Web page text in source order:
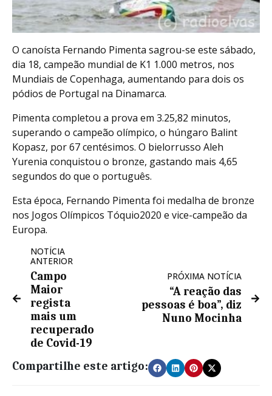
O canoísta Fernando Pimenta sagrou-se este sábado,
dia 18, campeão mundial de K1 1.000 metros, nos
Mundiais de Copenhaga, aumentando para dois os
pódios de Portugal na Dinamarca.
Pimenta completou a prova em 3.25,82 minutos,
superando o campeão olímpico, o húngaro Balint
Kopasz, por 67 centésimos. O bielorrusso Aleh
Yurenia conquistou o bronze, gastando mais 4,65
segundos do que o português.
Esta época, Fernando Pimenta foi medalha de bronze
nos Jogos Olímpicos Tóquio2020 e vice-campeão da
Europa.
NOTÍCIA
ANTERIOR
Campo
Maior
regista
mais um
recuperado
de Covid-19
PRÓXIMA NOTÍCIA
“A reação das
pessoas é boa”, diz
Nuno Mocinha
Compartilhe este artigo: